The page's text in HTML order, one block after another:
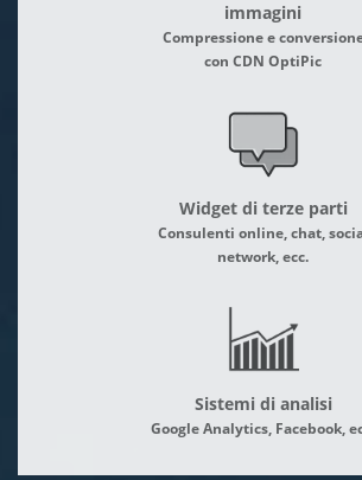
immagini
Compressione e
con CDN OptiPic
Widget di terze parti
Consulenti online, chat,
network, ecc.
Sistemi di analisi
Google Analytics, Facebook,